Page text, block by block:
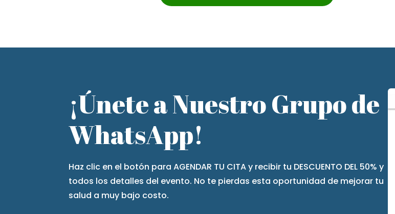
¡Únete a Nuestro Grupo de
WhatsApp!
Haz clic en el botón para AGENDAR TU CITA y recibir tu DESCUENTO DEL 50% y
todos los detalles del evento. No te pierdas esta oportunidad de mejorar tu
salud a muy bajo costo.